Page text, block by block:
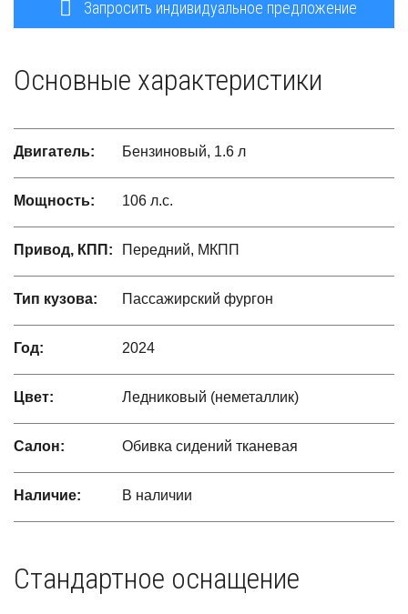
Запросить индивидуальное предложение
Основные характеристики
Двигатель: Бензиновый, 1.6 л
Мощность: 106 л.с.
Привод, КПП: Передний, МКПП
Тип кузова: Пассажирский фургон
Год: 2024
Цвет: Ледниковый (неметаллик)
Салон: Обивка сидений тканевая
Наличие: В наличии
Стандартное оснащение